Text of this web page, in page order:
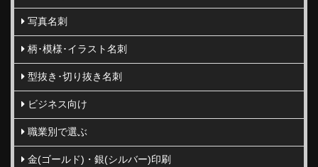
写真名刺
柄･模様･イラスト名刺
型抜き･切り抜き名刺
ビジネス向け
職業別で選ぶ
金(ゴールド)・銀(シルバー)印刷